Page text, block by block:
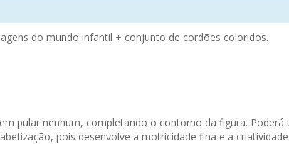
do mundo infantil + conjunto de cordões coloridos.
pular nenhum, completando o contorno da figura. Poderá
pois desenvolve a motricidade fina e a criatividade.